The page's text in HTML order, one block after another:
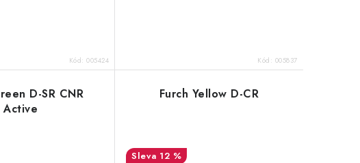
Kód:005424 Kód: 005837
D-SR CNR
Active
Furch Yellow D-CR
12 %